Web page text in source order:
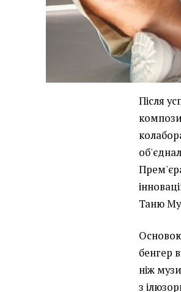
Після
Таню
бенгер
ніж
з